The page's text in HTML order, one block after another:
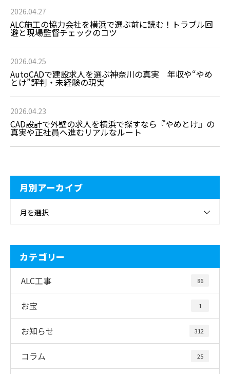
2026.04.27
ALC施工の協力会社を横浜で選ぶ前に読む！トラブル回
避と現場監督チェックのコツ
2026.04.25
AutoCADで建設求人を選ぶ神奈川の真実 年収や“やめ
とけ”評判・未経験の現実
2026.04.23
CAD設計で外壁の求人を横浜で探すなら『やめとけ』の
真実や正社員へ進むリアルなルート
月別アーカイブ
月を選択
カテゴリー
ALC工事 86
お宝 1
お知らせ 312
コラム 25